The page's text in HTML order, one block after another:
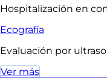
Hospitalización en
Ecografía
Evaluación por
Ver más